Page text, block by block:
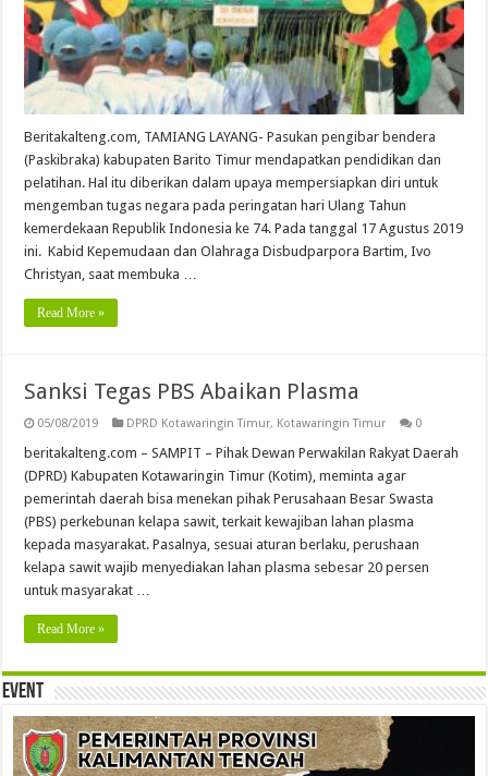
Beritakalteng.com, TAMIANG LAYANG- Pasukan pengibar bendera
(Paskibraka) kabupaten Barito Timur mendapatkan pendidikan dan
pelatihan. Hal itu diberikan dalam upaya mempersiapkan diri untuk
mengemban tugas negara pada peringatan hari Ulang Tahun
kemerdekaan Republik Indonesia ke 74. Pada tanggal 17 Agustus 2019
ini. Kabid Kepemudaan dan Olahraga Disbudparpora Bartim, Ivo
Christyan, saat membuka …
Read More »
Sanksi Tegas PBS Abaikan Plasma
05/08/2019 DPRD Kotawaringin Timur, Kotawaringin Timur 0
beritakalteng.com – SAMPIT – Pihak Dewan Perwakilan Rakyat Daerah
(DPRD) Kabupaten Kotawaringin Timur (Kotim), meminta agar
pemerintah daerah bisa menekan pihak Perusahaan Besar Swasta
(PBS) perkebunan kelapa sawit, terkait kewajiban lahan plasma
kepada masyarakat. Pasalnya, sesuai aturan berlaku, perushaan
kelapa sawit wajib menyediakan lahan plasma sebesar 20 persen
untuk masyarakat …
Read More »
Event